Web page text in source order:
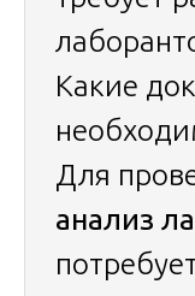
Какие
Для
анализ